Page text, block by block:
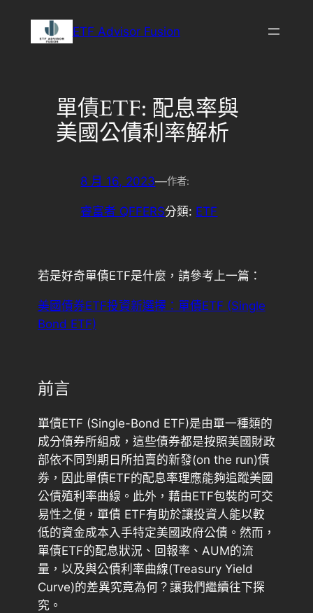
ETF Advisor Fusion
單債ETF: 配息率與
美國公債利率解析
8 月 16, 2023—作者:
睿富者 QFFERS分類: ETF
若是好奇單債ETF是什麼，請參考上一篇：
美國債券ETF投資新選擇：單債ETF (Single
Bond ETF)
前言
單債ETF (Single-Bond ETF)是由單一種類的
成分債券所組成，這些債券都是按照美國財政
部依不同到期日所拍賣的新發(on the run)債
券，因此單債ETF的配息率理應能夠追蹤美國
公債殖利率曲線。此外，藉由ETF包裝的可交
易性之便，單債 ETF有助於讓投資人能以較
低的資金成本入手特定美國政府公債。然而，
單債ETF的配息狀況、回報率、AUM的流
量，以及與公債利率曲線(Treasury Yield
Curve)的差異究竟為何？讓我們繼續往下探
究。